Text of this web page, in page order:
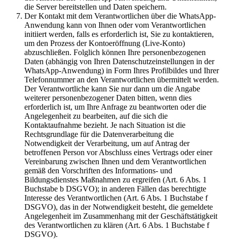
die Server bereitstellen und Daten speichern.
Der Kontakt mit dem Verantwortlichen über die WhatsApp-
Anwendung kann von Ihnen oder vom Verantwortlichen
initiiert werden, falls es erforderlich ist, Sie zu kontaktieren,
um den Prozess der Kontoeröffnung (Live-Konto)
abzuschließen. Folglich können Ihre personenbezogenen
Daten (abhängig von Ihren Datenschutzeinstellungen in der
WhatsApp-Anwendung) in Form Ihres Profilbildes und Ihrer
Telefonnummer an den Verantwortlichen übermittelt werden.
Der Verantwortliche kann Sie nur dann um die Angabe
weiterer personenbezogener Daten bitten, wenn dies
erforderlich ist, um Ihre Anfrage zu beantworten oder die
Angelegenheit zu bearbeiten, auf die sich die
Kontaktaufnahme bezieht. Je nach Situation ist die
Rechtsgrundlage für die Datenverarbeitung die
Notwendigkeit der Verarbeitung, um auf Antrag der
betroffenen Person vor Abschluss eines Vertrags oder einer
Vereinbarung zwischen Ihnen und dem Verantwortlichen
gemäß den Vorschriften des Informations- und
Bildungsdienstes Maßnahmen zu ergreifen (Art. 6 Abs. 1
Buchstabe b DSGVO); in anderen Fällen das berechtigte
Interesse des Verantwortlichen (Art. 6 Abs. 1 Buchstabe f
DSGVO), das in der Notwendigkeit besteht, die gemeldete
Angelegenheit im Zusammenhang mit der Geschäftstätigkeit
des Verantwortlichen zu klären (Art. 6 Abs. 1 Buchstabe f
DSGVO).